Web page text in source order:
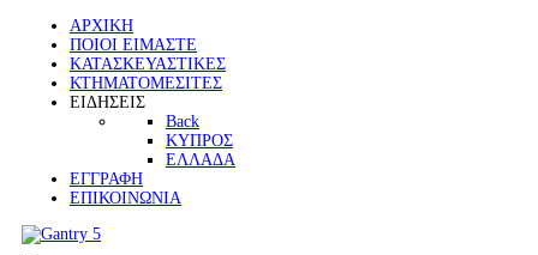
ΑΡΧΙΚΗ
ΠΟΙΟΙ ΕΙΜΑΣΤΕ
ΚΑΤΑΣΚΕΥΑΣΤΙΚΕΣ
ΚΤΗΜΑΤΟΜΕΣΙΤΕΣ
ΕΙΔΗΣΕΙΣ
Back
ΚΥΠΡΟΣ
ΕΛΛΑΔΑ
ΕΓΓΡΑΦΗ
ΕΠΙΚΟΙΝΩΝΙΑ